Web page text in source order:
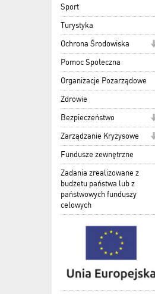
Sport
Turystyka
Ochrona Środowiska
Pomoc Społeczna
Organizacje Pozarządowe
Zdrowie
Bezpieczeństwo
Zarządzanie Kryzysowe
Fundusze zewnętrzne
Zadania zrealizowane z
budżetu państwa lub z
państwowych funduszy
celowych